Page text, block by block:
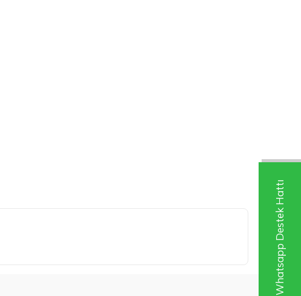
Whatsapp Destek Hattı